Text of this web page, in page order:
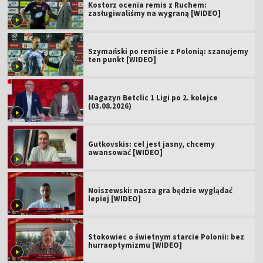
Kostorz ocenia remis z Ruchem:
zasługiwaliśmy na wygraną [WIDEO]
Szymański po remisie z Polonią: szanujemy
ten punkt [WIDEO]
Magazyn Betclic 1 Ligi po 2. kolejce
(03.08.2026)
Gutkovskis: cel jest jasny, chcemy
awansować [WIDEO]
Noiszewski: nasza gra będzie wyglądać
lepiej [WIDEO]
Stokowiec o świetnym starcie Polonii: bez
hurraoptymizmu [WIDEO]